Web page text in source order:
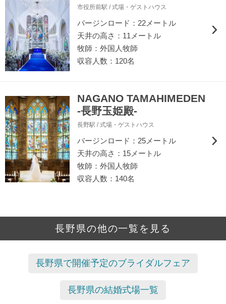
市役所前駅 / 式場・ゲストハウス
バージンロード：22メートル
天井の高さ：11メートル
牧師：外国人牧師
収容人数：120名
NAGANO TAMAHIMEDEN
-長野玉姫殿-
長野駅 / 式場・ゲストハウス
バージンロード：25メートル
天井の高さ：15メートル
牧師：外国人牧師
収容人数：140名
長野県の他の一覧を見る
長野県で開催予定のブライダルフェア
長野県の結婚式場一覧